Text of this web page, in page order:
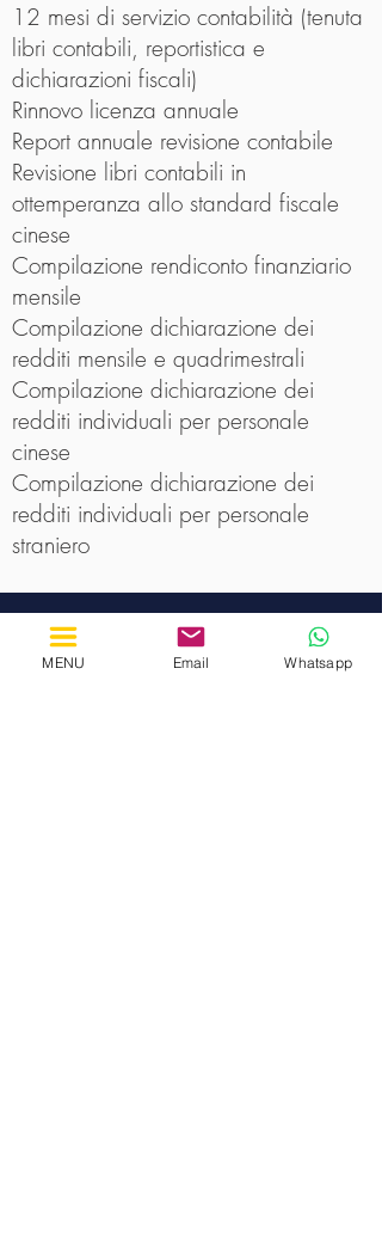
12 mesi di servizio contabilità (tenuta
libri contabili, reportistica e
dichiarazioni fiscali)
Rinnovo licenza annuale
Report annuale revisione contabile
Revisione libri contabili in
ottemperanza allo standard fiscale
cinese
Compilazione rendiconto finanziario
mensile
Compilazione dichiarazione dei
redditi mensile e quadrimestrali
Compilazione dichiarazione dei
redditi individuali per personale
cinese
Compilazione dichiarazione dei
redditi individuali per personale
straniero
COSTI
MENU Email Whatsapp